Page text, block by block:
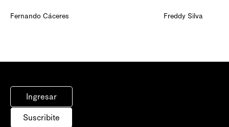
Fernando Cáceres Freddy Silva
Ingresar
Suscribite